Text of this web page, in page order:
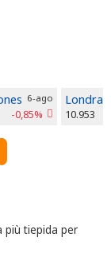
6-ago
-0,85%
Londra
10.953
più tiepida per